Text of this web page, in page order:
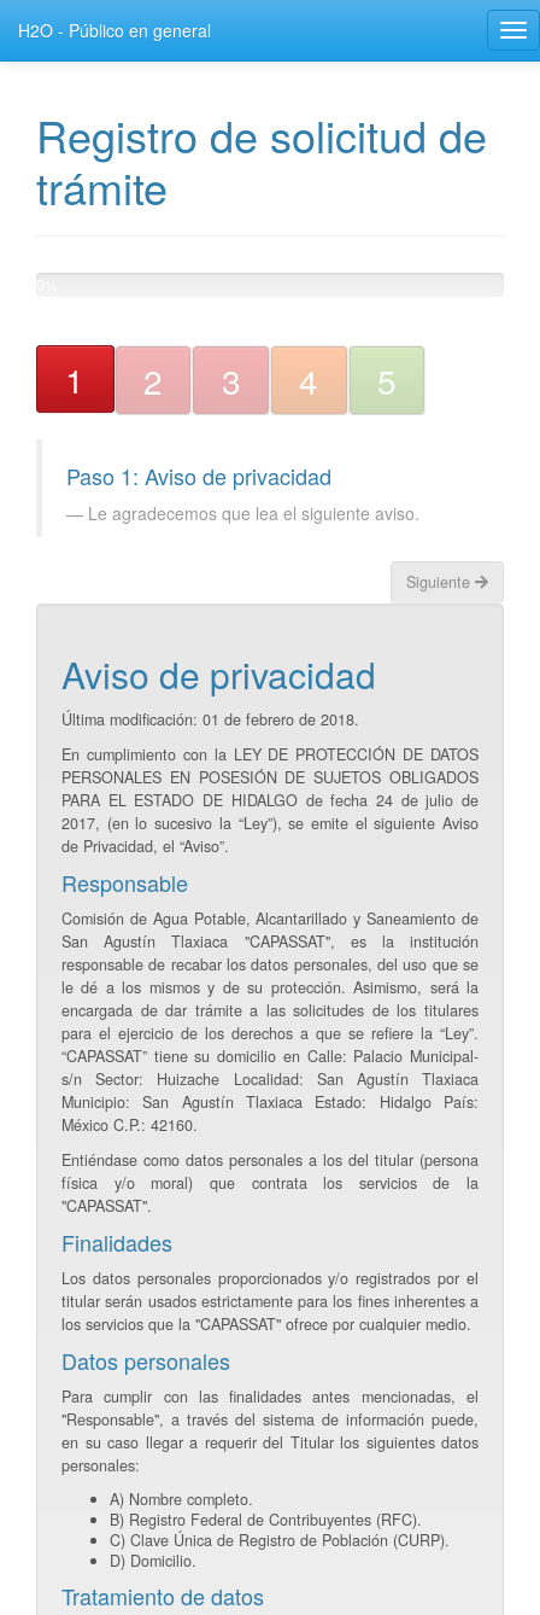
H2O - Público en general
Registro de solicitud de
trámite
1 2 3 4 5
Paso 1: Aviso de privacidad
Le agradecemos que lea el siguiente aviso.
Siguiente
Aviso de privacidad
Última modificación: 01 de febrero de 2018.
En cumplimiento con la LEY DE PROTECCIÓN DE DATOS
PERSONALES EN POSESIÓN DE SUJETOS OBLIGADOS
PARA EL ESTADO DE HIDALGO de fecha 24 de julio de
2017, (en lo sucesivo la “Ley”), se emite el siguiente Aviso
de Privacidad, el “Aviso”.
Responsable
Comisión de Agua Potable, Alcantarillado y Saneamiento de
San Agustín Tlaxiaca "CAPASSAT", es la institución
responsable de recabar los datos personales, del uso que se
le dé a los mismos y de su protección. Asimismo, será la
encargada de dar trámite a las solicitudes de los titulares
para el ejercicio de los derechos a que se refiere la “Ley”.
“CAPASSAT” tiene su domicilio en Calle: Palacio Municipal-
s/n Sector: Huizache Localidad: San Agustín Tlaxiaca
Municipio: San Agustín Tlaxiaca Estado: Hidalgo País:
México C.P.: 42160.
Entiéndase como datos personales a los del titular (persona
física y/o moral) que contrata los servicios de la
"CAPASSAT".
Finalidades
Los datos personales proporcionados y/o registrados por el
titular serán usados estrictamente para los fines inherentes a
los servicios que la "CAPASSAT" ofrece por cualquier medio.
Datos personales
Para cumplir con las finalidades antes mencionadas, el
"Responsable", a través del sistema de información puede,
en su caso llegar a requerir del Titular los siguientes datos
personales:
A) Nombre completo.
B) Registro Federal de Contribuyentes (RFC).
C) Clave Única de Registro de Población (CURP).
D) Domicilio.
Tratamiento de datos